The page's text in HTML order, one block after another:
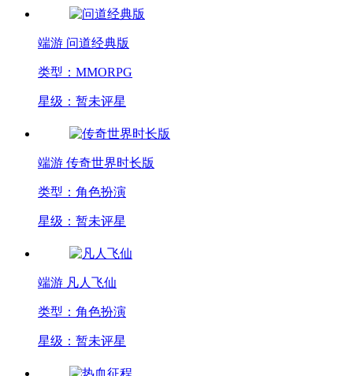
端游 问道经典版
类型：MMORPG
星级：暂未评星
端游 传奇世界时长版
类型：角色扮演
星级：暂未评星
端游 凡人飞仙
类型：角色扮演
星级：暂未评星